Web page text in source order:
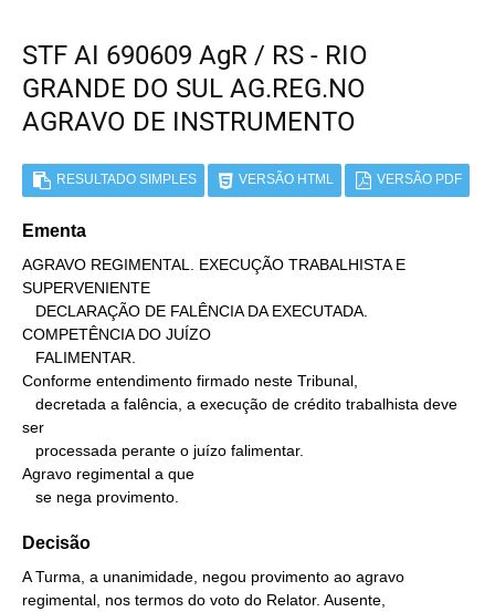
STF AI 690609 AgR / RS - RIO
GRANDE DO SUL AG.REG.NO
AGRAVO DE INSTRUMENTO
RESULTADO SIMPLES VERSÃO HTML VERSÃO PDF
Ementa
AGRAVO REGIMENTAL. EXECUÇÃO TRABALHISTA E
SUPERVENIENTE
COMPETÊNCIA DO JUÍZO
Conforme entendimento firmado neste Tribunal,
ser
Agravo regimental a que
   se nega provimento.
Decisão
A Turma, a unanimidade, negou provimento ao agravo
regimental, nos termos do voto do Relator. Ausente,